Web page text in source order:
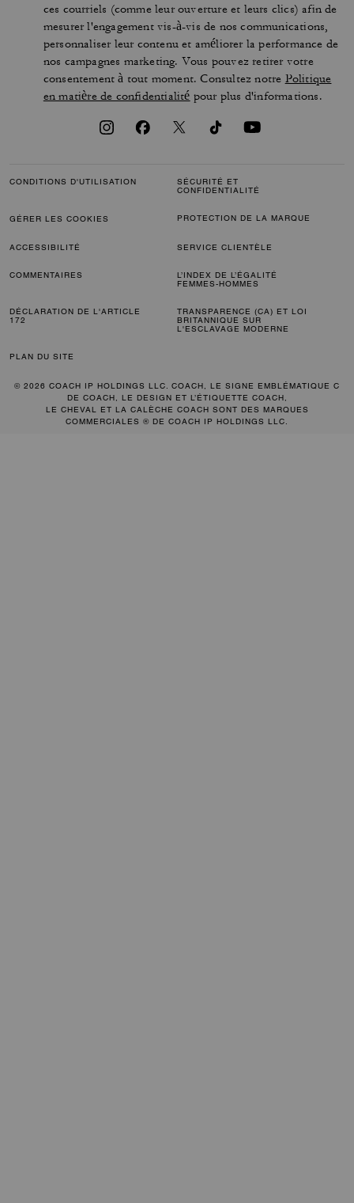
ces courriels (comme leur ouverture et leurs clics) afin de
mesurer l'engagement vis-à-vis de nos communications,
personnaliser leur contenu et améliorer la performance de
nos campagnes marketing. Vous pouvez retirer votre
consentement à tout moment. Consultez notre Politique
en matière de confidentialité pour plus d'informations.
CONDITIONS D'UTILISATION
SÉCURITÉ ET
CONFIDENTIALITÉ
GÉRER LES COOKIES PROTECTION DE LA MARQUE
ACCESSIBILITÉ SERVICE CLIENTÈLE
COMMENTAIRES
L’INDEX DE L’ÉGALITÉ
FEMMES-HOMMES
DÉCLARATION DE L'ARTICLE
172
TRANSPARENCE (CA) ET LOI
BRITANNIQUE SUR
L'ESCLAVAGE MODERNE
PLAN DU SITE
© 2026 COACH IP HOLDINGS LLC. COACH, LE SIGNE EMBLÉMATIQUE C
DE COACH, LE DESIGN ET L’ÉTIQUETTE COACH,
LE CHEVAL ET LA CALÈCHE COACH SONT DES MARQUES
COMMERCIALES ® DE COACH IP HOLDINGS LLC.